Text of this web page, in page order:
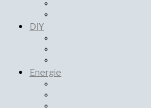
DIY
Energie